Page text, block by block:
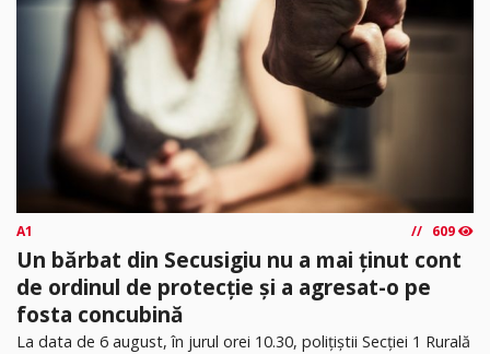
A1 609
Un bărbat din Secusigiu nu a mai ținut cont
de ordinul de protecție și a agresat-o pe
fosta concubină
​La data de 6 august, în jurul orei 10.30, polițiștii Secției 1 Rurală